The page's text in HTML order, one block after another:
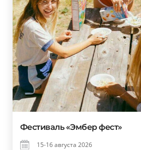
Фестиваль «Эмбер фест»
15-16 августа 2026